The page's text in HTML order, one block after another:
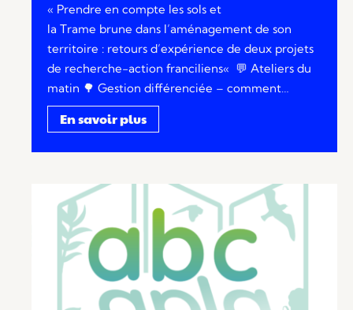
« Prendre en compte les sols et
la Trame brune dans l’aménagement de son
territoire : retours d’expérience de deux projets
de recherche-action franciliens« 💬 Ateliers du
matin 🌳 Gestion différenciée – comment…
En savoir plus